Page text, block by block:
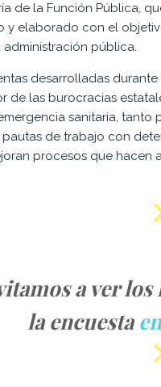
de la Función Pública,
y elaborado con el
pública.
desarrolladas
de las burocracias
sanitaria, tanto
de trabajo con
procesos que
a ver
la encuesta